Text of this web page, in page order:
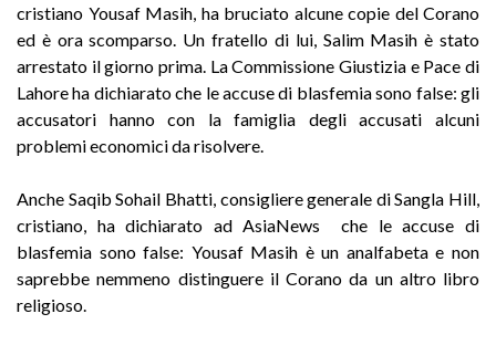
cristiano Yousaf Masih, ha bruciato alcune copie del Corano
ed è ora scomparso. Un fratello di lui, Salim Masih è stato
arrestato il giorno prima. La Commissione Giustizia e Pace di
Lahore ha dichiarato che le accuse di blasfemia sono false: gli
accusatori hanno con la famiglia degli accusati alcuni
problemi economici da risolvere.
Anche Saqib Sohail Bhatti, consigliere generale di Sangla Hill,
cristiano, ha dichiarato ad AsiaNews che le accuse di
blasfemia sono false: Yousaf Masih è un analfabeta e non
saprebbe nemmeno distinguere il Corano da un altro libro
religioso.